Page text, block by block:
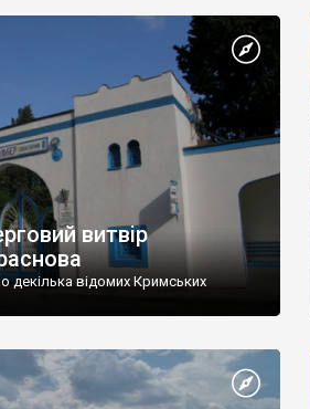
витвір
декілька відомих Кримських